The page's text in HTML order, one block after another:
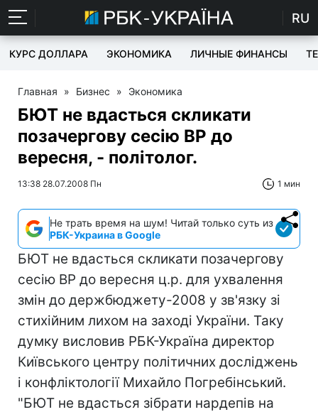
RU
КУРС ДОЛЛАРА ЭКОНОМИКА ЛИЧНЫЕ ФИНАНСЫ
Главная » Бизнес » Экономика
БЮТ не вдасться скликати
позачергову сесію ВР до
вересня, - політолог.
13:38 28.07.2008 Пн 1 мин
Не трать время на шум! Читай только суть из
РБК-Украина в Google
БЮТ не вдасться скликати позачергову
сесію ВР до вересня ц.р. для ухвалення
змін до держбюджету-2008 у зв'язку зі
стихійним лихом на заході України. Таку
думку висловив РБК-Україна директор
Київського центру політичних досліджень
і конфліктології Михайло Погребінський.
"БЮТ не вдасться зібрати нардепів на